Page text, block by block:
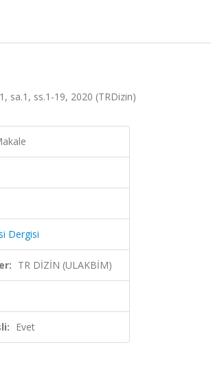
sa.1, ss.1-19, 2020 (TRDizin)
Dergisi
TR DİZİN (ULAKBİM)
Evet